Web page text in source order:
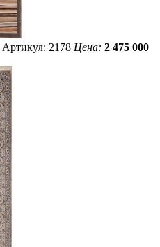
Артикул: 2178 Цена: 2 475 000